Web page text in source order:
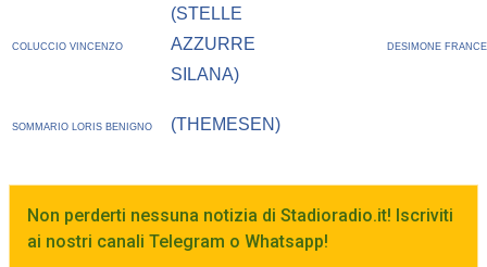
COLUCCIO VINCENZO
(STELLE
AZZURRE
SILANA)
DESIMONE
SOMMARIO LORIS BENIGNO (THEMESEN)
Non perderti nessuna notizia di Stadioradio.it! Iscriviti
ai nostri canali Telegram o Whatsapp!